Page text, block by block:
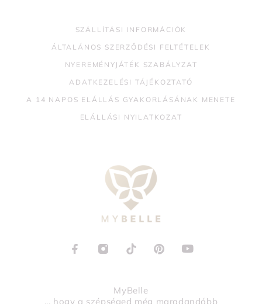
SZÁLLÍTÁSI INFORMÁCIÓK
ÁLTALÁNOS SZERZŐDÉSI FELTÉTELEK
NYEREMÉNYJÁTÉK SZABÁLYZAT
ADATKEZELÉSI TÁJÉKOZTATÓ
A 14 NAPOS ELÁLLÁS GYAKORLÁSÁNAK MENETE
ELÁLLÁSI NYILATKOZAT
MyBelle
... hogy a szépséged még maradandóbb